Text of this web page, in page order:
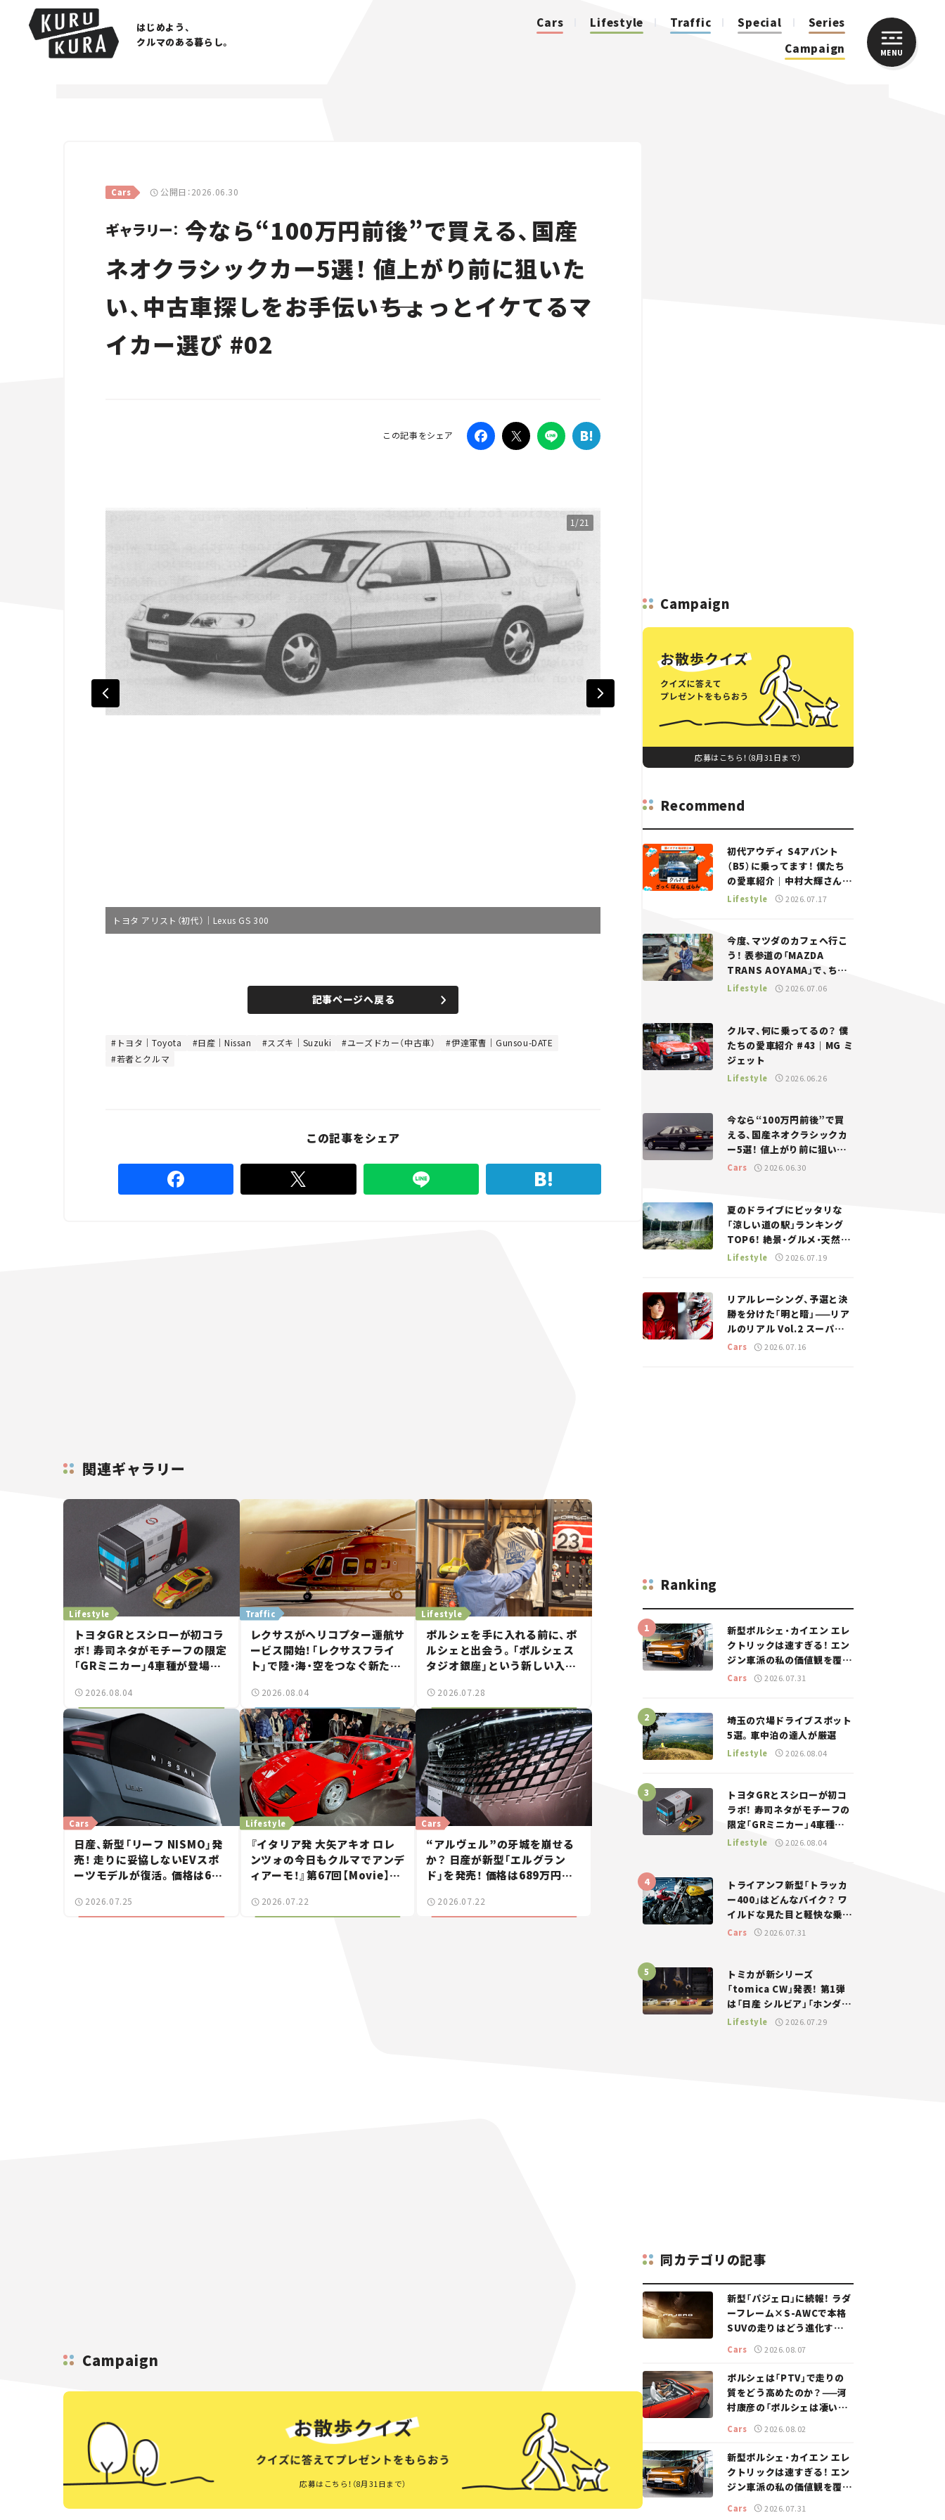
はじめよう、
クルマのある暮らし。
Cars Lifestyle Traffic Special
Series
Campaign
MENU
Cars 公開日：2026.06.30
ギャラリー： 今なら“100万円前後”で買える、国産
ネオクラシックカー5選！ 値上がり前に狙いた
い、中古車探しをお手伝い――ちょっとイケてるマ
イカー選び #02
この記事をシェア
1/21
トヨタ アリスト（初代）｜Lexus GS 300
8
.
記事ページへ戻る
トヨタ｜Toyota 日産｜Nissan スズキ｜Suzuki ユーズドカー（中古車）
伊達軍曹｜Gunsou-DATE
若者とクルマ
この記事をシェア
関連ギャラリー
Lifestyle
トヨタGRとスシローが初コラ
ボ！ 寿司ネタがモチーフの限定
「GRミニカー」4車種が登場。
2026.08.04
Traffic
レクサスがヘリコプター運航サ
ービス開始！「レクサスフライ
ト」で陸・海・空をつなぐ新たな
2026.08.04
Lifestyle
ポルシェを手に入れる前に、ポ
ルシェと出会う。「ポルシェス
タジオ銀座」という新しい入口
する？＜第14回＞
2026.07.28
Cars
日産、新型「リーフ NISMO」発
売！ 走りに妥協しないEVスポ
ーツモデルが復活。価格は660
2026.07.25
Lifestyle
『イタリア発 大矢アキオ ロレ
ンツォの今日もクルマでアンデ
ィアーモ！』第67回【Movie】
で起きた、若者たちの「驚き」
2026.07.22
Cars
“アルヴェル”の牙城を崩せる
か？ 日産が新型「エルグラン
ド」を発売！ 価格は689万円か
2026.07.22
Campaign
応募はこちら！（8月31日まで）
Campaign
応募はこちら！（8月31日まで）
Recommend
初代アウディ S4アバント
（B5）に乗ってます！ 僕たち
の愛車紹介｜中村大輝さん
——瀬イオナと嶋田智之の
Lifestyle 2026.07.17
今度、マツダのカフェへ行こ
う！ 表参道の「MAZDA
TRANS AOYAMA」で、ちょ
っとひと息。——連載｜CCG
Lifestyle 2026.07.06
クルマ、何に乗ってるの？ 僕
たちの愛車紹介 #43｜MG ミ
ジェット
Lifestyle 2026.06.26
今なら“100万円前後”で買
える、国産ネオクラシックカ
ー5選！ 値上がり前に狙いた
い、中古車探しをお手伝い――ち
Cars 2026.06.30
夏のドライブにピッタリな
「涼しい道の駅」ランキング
TOP6！ 絶景・グルメ・天然ク
ーラーなど、避暑におすすめ
Lifestyle 2026.07.19
リアルレーシング、予選と決
勝を分けた「明と暗」——リア
ルのリアル Vol.2 スーパー
GT 2026開幕戦 岡山国際サ
Cars 2026.07.16
Ranking
新型ポルシェ・カイエン エレ
クトリックは速すぎる！ エン
ジン車派の私の価値観を覆し
た、新しいポルシェの走り。
Cars 2026.07.31
埼玉の穴場ドライブスポット
5選。車中泊の達人が厳選
Lifestyle 2026.08.04
トヨタGRとスシローが初コ
ラボ！ 寿司ネタがモチーフの
限定「GRミニカー」4車種が
登場。入手方法は？【クルマ
Lifestyle 2026.08.04
トライアンフ新型「トラッカ
ー400」はどんなバイク？ ワ
イルドな見た目と軽快な乗り
味を両立した400ccフラット
Cars 2026.07.31
トミカが新シリーズ
「tomica CW」発表！ 第1弾
は「日産 シルビア」「ホンダ
NSX」が登場。世界が注目す
Lifestyle 2026.07.29
同カテゴリの記事
新型「パジェロ」に続報！ ラダ
ーフレーム×S-AWCで本格
SUVの走りはどう進化する？
【新車ニュース】
Cars 2026.08.07
ポルシェは「PTV」で走りの
質をどう高めたのか？——河
村康彦の「ポルシェは凄い！」
Cars 2026.08.02
新型ポルシェ・カイエン エレ
クトリックは速すぎる！ エン
ジン車派の私の価値観を覆し
た、新しいポルシェの走り。
Cars 2026.07.31
CLOSE
Traffic
Special
Series